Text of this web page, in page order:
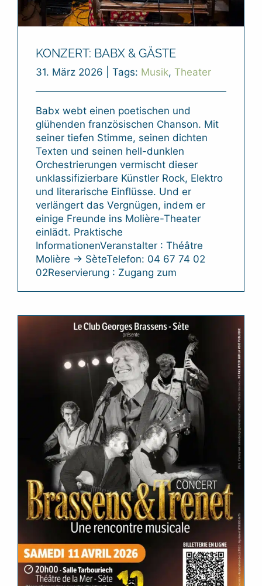
KONZERT: BABX & GÄSTE
31. März 2026 Tags: Musik, Theater
Babx webt einen poetischen und
glühenden französischen Chanson. Mit
seiner tiefen Stimme, seinen dichten
Texten und seinen hell-dunklen
Orchestrierungen vermischt dieser
unklassifizierbare Künstler Rock, Elektro
und literarische Einflüsse. Und er
verlängert das Vergnügen, indem er
einige Freunde ins Molière-Theater
einlädt. Praktische
InformationenVeranstalter : Théâtre
Molière → SèteTelefon: 04 67 74 02
02Reservierung : Zugang zum